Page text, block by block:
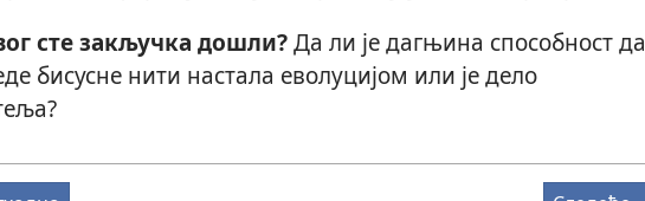
сте закључка дошли?Да ли је дагњина способност да
бисусне нити настала еволуцијом или је дело